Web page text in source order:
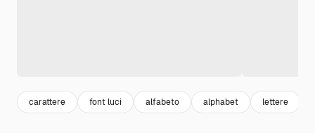
carattere font luci alfabeto alphabet lettere